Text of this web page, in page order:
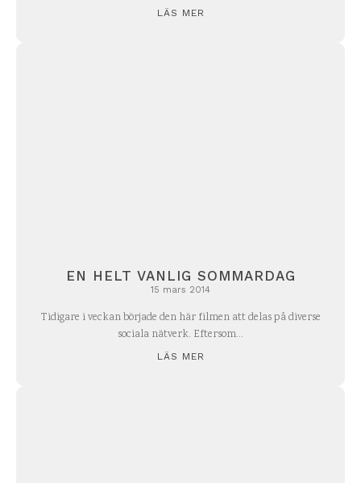
LÄS MER
EN HELT VANLIG SOMMARDAG
15 mars 2014
Tidigare i veckan började den här filmen att delas på diverse
sociala nätverk. Eftersom...
LÄS MER